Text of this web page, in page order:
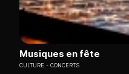
Musiques en fête
CULTURE CONCERTS